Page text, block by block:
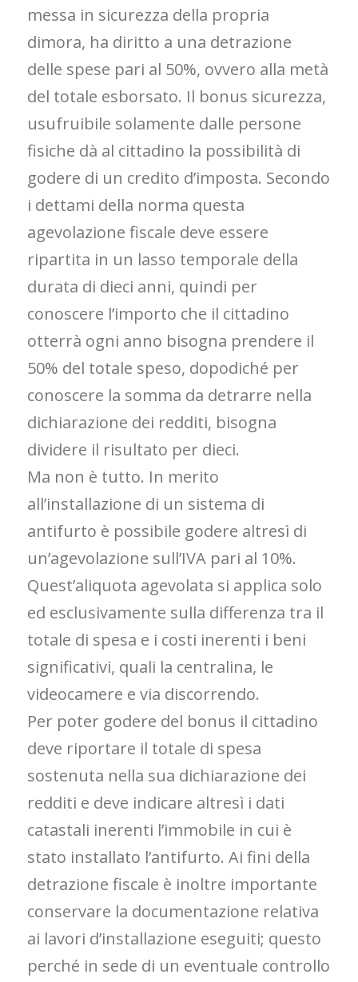
messa in sicurezza della propria
dimora, ha diritto a una detrazione
delle spese pari al 50%, ovvero alla metà
del totale esborsato. Il bonus sicurezza,
usufruibile solamente dalle persone
fisiche dà al cittadino la possibilità di
godere di un credito d’imposta. Secondo
i dettami della norma questa
agevolazione fiscale deve essere
ripartita in un lasso temporale della
durata di dieci anni, quindi per
conoscere l’importo che il cittadino
otterrà ogni anno bisogna prendere il
50% del totale speso, dopodiché per
conoscere la somma da detrarre nella
dichiarazione dei redditi, bisogna
dividere il risultato per dieci.
Ma non è tutto. In merito
all’installazione di un sistema di
antifurto è possibile godere altresì di
un’agevolazione sull’IVA pari al 10%.
Quest’aliquota agevolata si applica solo
ed esclusivamente sulla differenza tra il
totale di spesa e i costi inerenti i beni
significativi, quali la centralina, le
videocamere e via discorrendo.
Per poter godere del bonus il cittadino
deve riportare il totale di spesa
sostenuta nella sua dichiarazione dei
redditi e deve indicare altresì i dati
catastali inerenti l’immobile in cui è
stato installato l’antifurto. Ai fini della
detrazione fiscale è inoltre importante
conservare la documentazione relativa
ai lavori d’installazione eseguiti; questo
perché in sede di un eventuale controllo